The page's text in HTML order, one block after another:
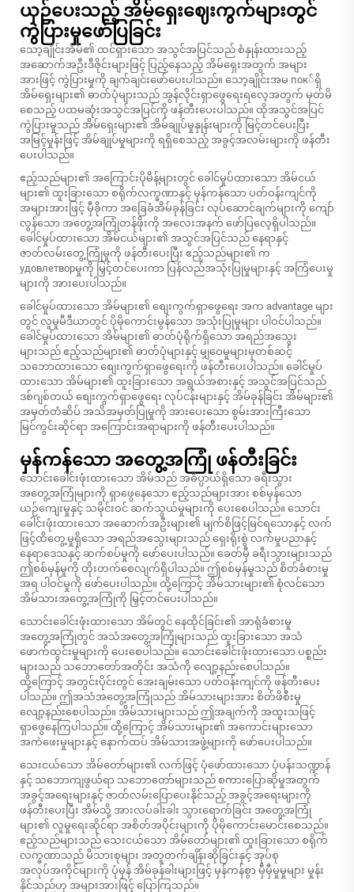
ယှဉ်ပေးသည့် အိမ်ရှေးဈေးကွက်များတွင်
ကွဲပြားမှုဖော်ပြခြင်း
သော့ချိုင်းအိမ်၏ ထင်ရှားသော အသွင်အပြင်သည် စံနှုန်းထားသည့်
အဆောက်အဦးဒီဇိုင်းများဖြင့် ပြည့်နေသည့် အိမ်ရှေးအတွက် အများ
အားဖြင့် ကွဲပြားမှုကို ချက်ချင်းဖော်ပေးပါသည်။ သော့ချိုင်းအမ пок်ရှိ
အိမ်ရှေးများ၏ ဓာတ်ပုံများသည် အွန်လိုင်းရှာဖွေရေးရလေ့အတွက် မှတ်မိ
စေသည့် ပထမဆုံးအသွင်အပြင်ကို ဖန်တီးပေးပါသည်။ ထိုအသွင်အပြင်
ကွဲပြားမှုသည် အိမ်ရှေးများ၏ အိမ်ချုပ်မှုနှုန်းများကို မြင့်တင်ပေးပြီး
အမြင့်မှုန်းဖြင့် အိမ်ချုပ်မှုများကို ရရှိစေသည့် အခွင့်အလမ်းများကို ဖန်တီး
ပေးပါသည်။
ဧည့်သည်များ၏ အကြောင်းပိုမိန့်များတွင် ခေါင်မှုပ်ထားသော အိမ်ငယ်
များ၏ ထူးခြားသော စရိုက်လက္ခဏာနှင့် မှန်ကန်သော ပတ်ဝန်းကျင်ကို
အများအားဖြင့် မှီခိုကာ အခြေခံအိမ်ခုန်ခြင်း လုပ်ဆောင်ချက်များကို ကျော်
လွန်သော အတွေ့အကြုံတန်ဖိုးကို အလေးအနက် ဖော်ပြလေ့ရှိပါသည်။
ခေါင်မှုပ်ထားသော အိမ်ငယ်များ၏ အသွင်အပြင်သည် နေရာနှင့်
ဇာတ်လမ်းတွေ့ကြုံမှုကို ဖန်တီးပေးပြီး ဧည့်သည်များ၏ က
удовлетворမှုကို မြှင့်တင်ပေးကာ ပြန်လည်အသုံးပြုမှုများနှင့် အကြံပေးမှု
များကို အားပေးပါသည်။
ခေါင်မှုပ်ထားသော အိမ်များ၏ စျေးကွက်ရှာဖွေရေး အက advantage များ
တွင် လူမှုမီဒီယာတွင် ပိုမိုကောင်းမွန်သော အသုံးပြုမှုများ ပါဝင်ပါသည်။
ခေါင်မှုပ်ထားသော အိမ်များ၏ ဓာတ်ပုံရိုက်ရှိသော အရည်အသွေး
များသည် ဧည့်သည်များ၏ ဓာတ်ပုံများနှင့် မျှဝေမှုများမှတစ်ဆင့်
သဘောထားသော စျေးကွက်ရှာဖွေရေးကို ဖန်တီးပေးပါသည်။ ခေါင်မှုပ်
ထားသော အိမ်များ၏ ထူးခြားသော အရွယ်အစားနှင့် အသွင်အပြင်သည်
ဒစ်ဂျစ်တယ် စျေးကွက်ရှာဖွေရေး လုပ်ငန်းများနှင့် အိမ်ခုန်ခြင်း အိမ်များ၏
အမှတ်တံဆိပ် အသိအမှတ်ပြုမှုကို အားပေးသော စွမ်းအားကြီးသော
မြင်ကွင်းဆိုင်ရာ အကြောင်းအရာများကို ဖန်တီးပေးပါသည်။
မှန်ကန်သော အတွေ့အကြုံ ဖန်တီးခြင်း
သောင်းခေါင်းဖုံးထားသော အိမ်သည် အဓိပ္ပာယ်ရှိသော ခရီးသွား
အတွေ့အကြုံများကို ရှာဖွေနေသော ဧည့်သည်များအား စစ်မှန်သော
ယဉ်ကျေးမှုနှင့် သမိုင်းဝင် ဆက်သွယ်မှုများကို ပေးစေပါသည်။ သောင်း
ခေါင်းဖုံးထားသော အဆောက်အဦးများ၏ မျက်စိဖြင့်မြင်ရသောနှင့် လက်
ဖြင့်ထိတွေ့မှုရှိသော အရည်အသွေးများသည် ရှေးရိုးစွဲ လက်မှုပညာနှင့်
နေရာဒေသနှင့် ဆက်စပ်မှုကို ဖော်ပေးပါသည်။ ခေတ်မှီ ခရီးသွားများသည်
ဤစစ်မှန်မှုကို တိုးတက်စေလျက်ရှိပါသည်။ ဤစစ်မှန်မှုသည် စိတ်ခံစားမှု
အရ ပါဝင်မှုကို ဖော်ပေးပါသည်။ ထို့ကြောင့် အိမ်သားများ၏ စုံလင်သော
အိမ်သားအတွေ့အကြုံကို မြှင့်တင်ပေးပါသည်။
သောင်းခေါင်းဖုံးထားသော အိမ်တွင် နေထိုင်ခြင်း၏ အာရုံခံစားမှု
အတွေ့အကြုံတွင် အသံအတွေ့အကြုံများသည် ထူးခြားသော အသံ
ဖောက်ထွင်းမှုများကို ပေးစေပါသည်။ သောင်းခေါင်းဖုံးထားသော ပစ္စည်း
များသည် သဘောတော်အတိုင်း အသံကို လျော့နည်းစေပါသည်။
ထို့ကြောင့် အတွင်းပိုင်းတွင် အေးချမ်းသော ပတ်ဝန်းကျင်ကို ဖန်တီးပေး
ပါသည်။ ဤအသံအတွေ့အကြုံသည် အိမ်သားများအား စိတ်ဖိစီးမှု
လျော့နည်းစေပါသည်။ အိမ်သားများသည် ဤအချက်ကို အထူးသဖြင့်
ရှာဖွေနေကြပါသည်။ ထို့ကြောင့် အိမ်သားများ၏ အကောင်းများသော
အကဲဖေးမှုများနှင့် နောက်ထပ် အိမ်သားအဖွဲ့များကို ဖော်ပေးပါသည်။
သေးငယ်သော အိမ်တော်များ၏ လက်ဖြင့် ပုံဖော်ထားသော ပုံပန်းသဏ္ဍာန်
နှင့် သဘောကျဖွယ်ရာ သဘောတော်များသည် စကားပြောဆိုမှုအတွက်
အခွင့်အရေးများနှင့် ဇာတ်လမ်းပြောပေးနိုင်သည့် အခွင့်အရေးများကို
ဖန်တီးပေးပြီး အိမ်သို့ အားလပ်ခါးခါး သွားရောက်ခြင်း အတွေ့အကြုံ
များ၏ လူမှုရေးဆိုင်ရာ အစိတ်အပိုင်းများကို ပိုမိုကောင်းမောင်းစေသည်။
ဧည့်သည်များသည် သေးငယ်သော အိမ်တော်များ၏ ထူးခြားသော စရိုက်
လက္ခဏာသည် မိသားစုများ အတူတက်ချိန်းဆိုခြင်းနှင့် အုပ်စု
အလုပ်အကိုင်များကို ပုံမှန် အိမ်ခုန်ခါးများဖြင့် မှန်ကန်စွာ မှီမှီမှုမှုများ မှုန်း
နိုင်သည်ဟု အများအားဖြင့် ပြောကြသည်။